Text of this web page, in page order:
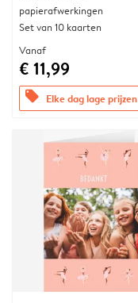
papierafwerkingen
Set van 10 kaarten
Vanaf
€ 11,99
offers Elke dag lage prijzen